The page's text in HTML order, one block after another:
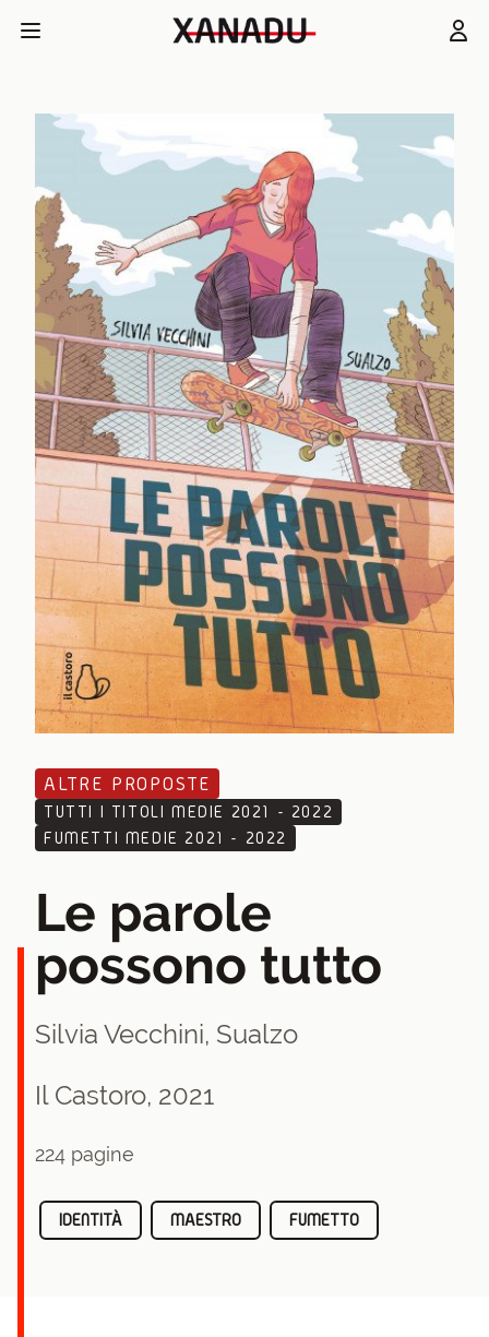
ALTRE PROPOSTE
TUTTI I TITOLI MEDIE 2021 - 2022
FUMETTI MEDIE 2021 - 2022
Le parole
possono tutto
Silvia Vecchini, Sualzo
Il Castoro, 2021
224 pagine
IDENTITÀ MAESTRO FUMETTO